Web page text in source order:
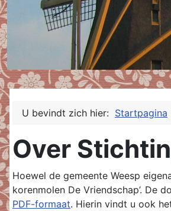
U bevindt zich hier: Startpagina
Over
Hoewel de gemeente Weesp
korenmolen De Vriendschap’. De
PDF-formaat. Hierin vindt u ook